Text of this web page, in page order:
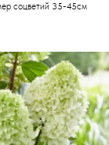
соцветий 35-45см